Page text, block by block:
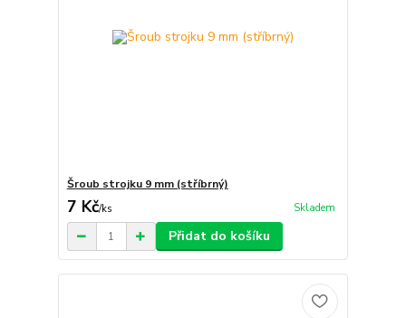
Šroub strojku 9 mm (stříbrný)
7 Kč/ks Skladem
Přidat do košíku